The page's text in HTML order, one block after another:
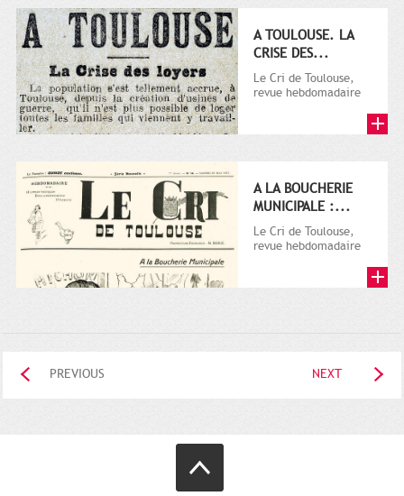
A TOULOUSE. LA
CRISE DES...
Le Cri de Toulouse,
revue hebdomadaire
A LA BOUCHERIE
MUNICIPALE :...
Le Cri de Toulouse,
revue hebdomadaire
PREVIOUS NEXT